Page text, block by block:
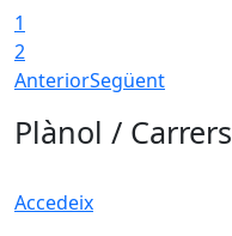
1
2
AnteriorSegüent
Plànol / Carrers
Accedeix